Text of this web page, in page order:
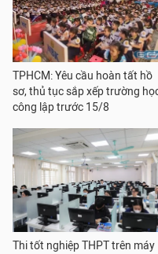
TPHCM: Yêu cầu hoàn tất hồ
sơ, thủ tục sắp xếp trường
công lập trước 15/8
Thi tốt nghiệp THPT trên máy